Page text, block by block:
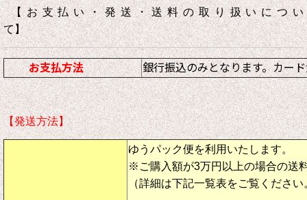
【お支払い・発送・送料の取り扱いについ
て】
お支払方法 銀行振込のみとなります。カー
【発送方法】
ゆうパック便を利用いたします。
※ご購入額が3万円以上の場合の送
（詳細は下記一覧表をご覧ください